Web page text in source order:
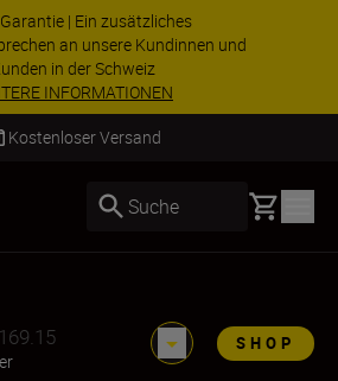
| Ein zusätzliches
an unsere Kundinnen und
in der Schweiz
INFORMATIONEN
Kostenloser Versand
Suche Basket
SHOP